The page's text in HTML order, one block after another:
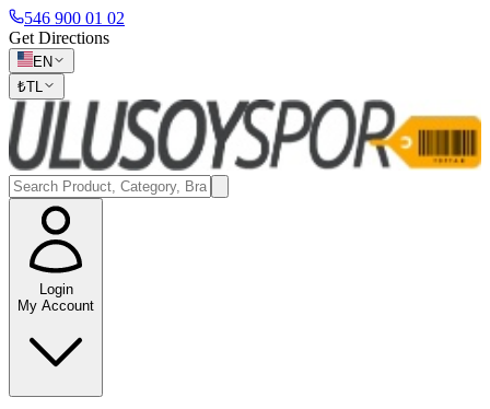
546 900 01 02
Get Directions
EN
₺TL
Login
My Account